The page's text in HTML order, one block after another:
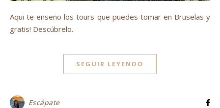
Aqui te enseño los tours que puedes tomar en Bruselas y
gratis! Descúbrelo.
SEGUIR LEYENDO
Escápate